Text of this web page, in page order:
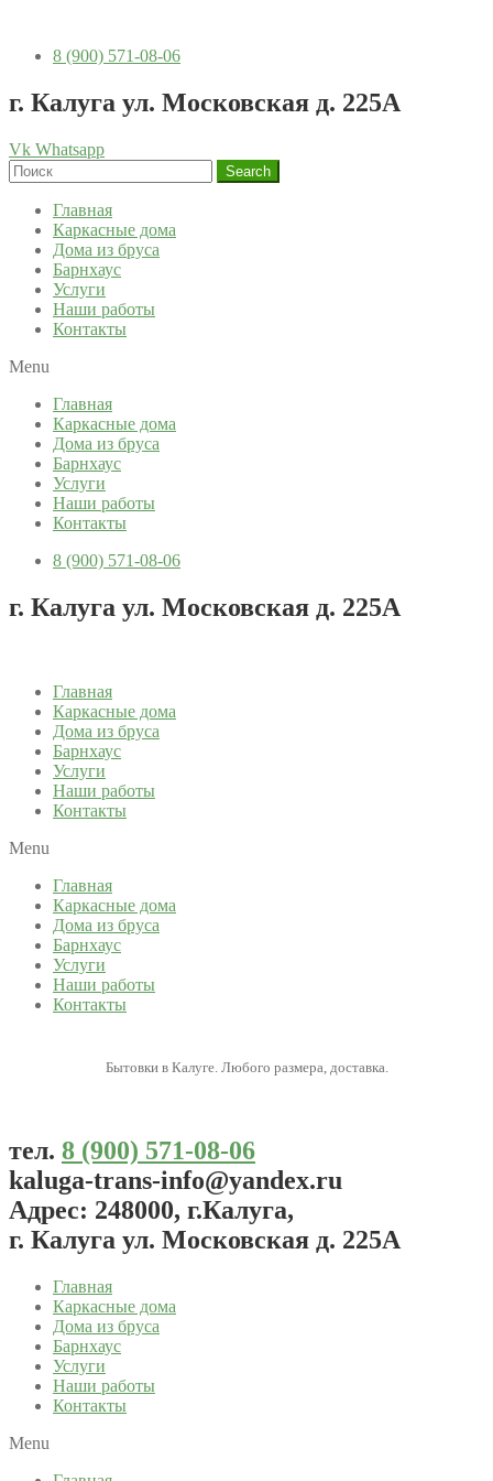
8 (900) 571-08-06
г. Калуга ул. Московская д. 225А
Vk Whatsapp
Search
Главная
Каркасные дома
Дома из бруса
Барнхаус
Услуги
Наши работы
Контакты
Menu
Главная
Каркасные дома
Дома из бруса
Барнхаус
Услуги
Наши работы
Контакты
8 (900) 571-08-06
г. Калуга ул. Московская д. 225А
Главная
Каркасные дома
Дома из бруса
Барнхаус
Услуги
Наши работы
Контакты
Menu
Главная
Каркасные дома
Дома из бруса
Барнхаус
Услуги
Наши работы
Контакты
Бытовки в Калуге. Любого размера, доставка.
тел. 8 (900) 571-08-06
kaluga-trans-info@yandex.ru
Адрес: 248000, г.Калуга,
г. Калуга ул. Московская д. 225А
Главная
Каркасные дома
Дома из бруса
Барнхаус
Услуги
Наши работы
Контакты
Menu